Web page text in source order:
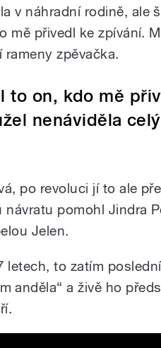
v náhradní rodině, ale
mě přivedl ke zpívání.
rameny zpěvačka.
to on, kdo mě
nenáviděla
po revoluci jí to ale
návratu pomohl Jindra
Jelen.
letech, to zatím
anděla“ a živě ho